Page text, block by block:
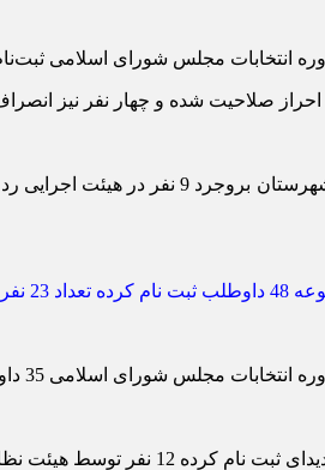
شده‌اند.
35 داوطلب ثبت نام کردند که 16 نفر تائید صلاحیت شدند.